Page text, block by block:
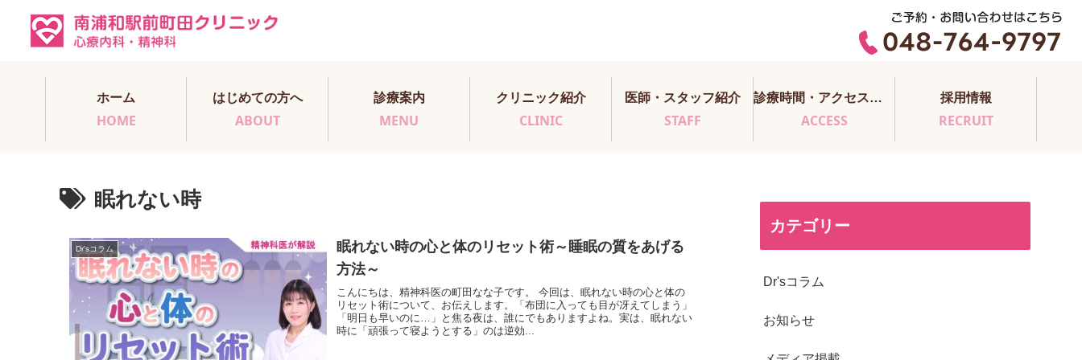
ホーム
HOME
はじめての方へ
ABOUT
診療案内
MENU
クリニック紹介
CLINIC
医師・スタッフ紹介
STAFF
診療時間・アクセス・医師担当表
ACCESS
採用情報
RECRUIT
眠れない時
Dr'sコラム
眠れない時の心と体のリセット術～睡眠の質をあげる
方法～
こんにちは、精神科医の町田なな子です。 今回は、眠れない時の心と体の
リセット術について、お伝えします。「布団に入っても目が冴えてしまう」
「明日も早いのに…」と焦る夜は、誰にでもありますよね。実は、眠れない
時に「頑張って寝ようとする」のは逆効...
カテゴリー
Dr'sコラム
お知らせ